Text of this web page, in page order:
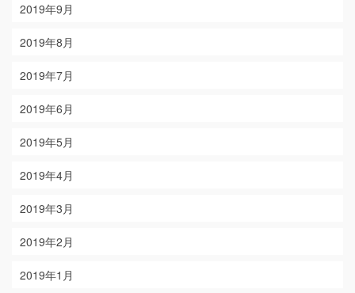
2019年9月
2019年8月
2019年7月
2019年6月
2019年5月
2019年4月
2019年3月
2019年2月
2019年1月